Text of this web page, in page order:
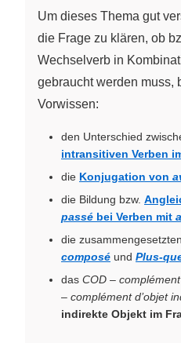
Um dieses Thema gut
die Frage zu klären, ob
Wechselverb in
gebraucht werden muss,
Vorwissen:
den Unterschied
intransitiven Verben
die Konjugation von
die Bildung bzw.
passé bei Verben mit
die
composé und Plus-
das COD –
– complément d’objet
indirekte Objekt im